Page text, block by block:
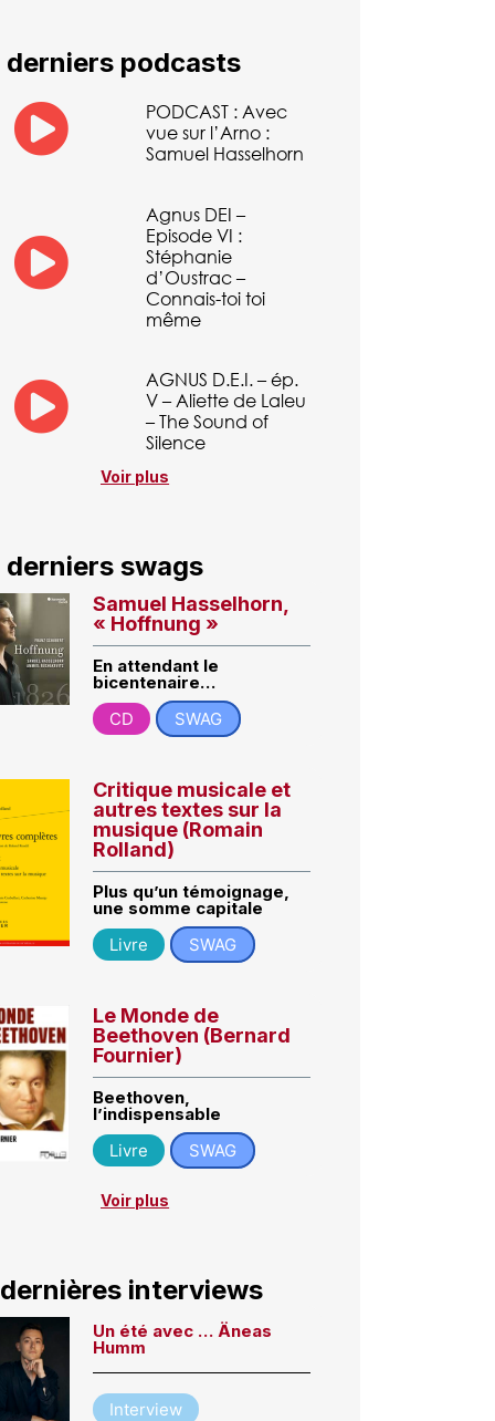
derniers podcasts
PODCAST : Avec
vue sur l’Arno :
Samuel Hasselhorn
Agnus DEI –
Episode VI :
Stéphanie
d’Oustrac –
Connais-toi toi
même
AGNUS D.E.I. – ép.
V – Aliette de Laleu
– The Sound of
Silence
Voir plus
derniers swags
Samuel Hasselhorn,
« Hoffnung »
En attendant le
bicentenaire…
CD
SWAG
Critique musicale et
autres textes sur la
musique (Romain
Rolland)
Plus qu’un témoignage,
une somme capitale
Livre
SWAG
Le Monde de
Beethoven (Bernard
Fournier)
Beethoven,
l’indispensable
Livre
SWAG
Voir plus
interviews
Un été avec … Äneas
Humm
Interview